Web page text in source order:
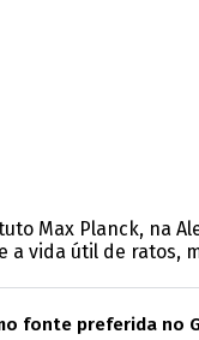
Max Planck, na
vida útil de ratos,
fonte preferida no